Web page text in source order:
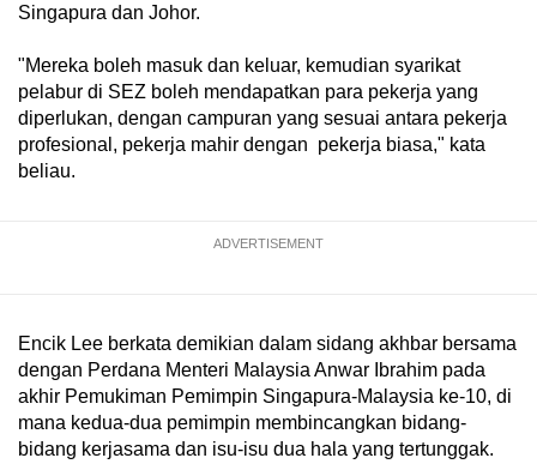
Singapura dan Johor.
"Mereka boleh masuk dan keluar, kemudian syarikat
pelabur di SEZ boleh mendapatkan para pekerja yang
diperlukan, dengan campuran yang sesuai antara pekerja
profesional, pekerja mahir dengan pekerja biasa," kata
beliau.
ADVERTISEMENT
Encik Lee berkata demikian dalam sidang akhbar bersama
dengan Perdana Menteri Malaysia Anwar Ibrahim pada
akhir Pemukiman Pemimpin Singapura-Malaysia ke-10, di
mana kedua-dua pemimpin membincangkan bidang-
bidang kerjasama dan isu-isu dua hala yang tertunggak.
for
finest
experience,
download
the
still
having
issues?
Contact